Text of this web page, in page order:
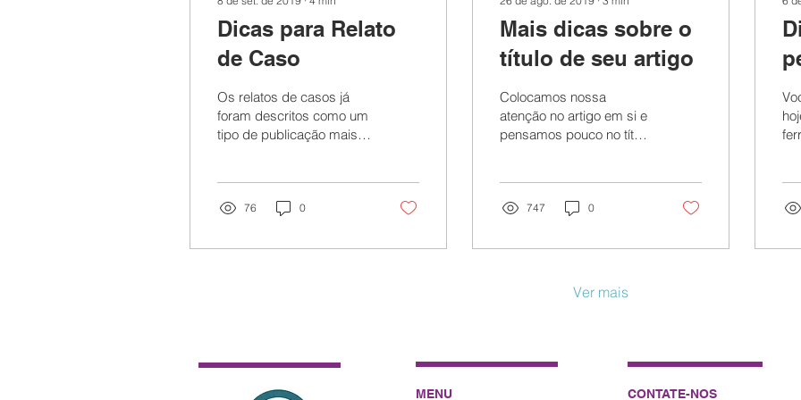
Dicas para Relato
de Caso
Os relatos de casos já
foram descritos como um
tipo de publicação mais
76 0
Mais dicas sobre o
título de seu artigo
Colocamos nossa
atenção no artigo em si e
pensamos pouco no título
747 0
Ver mais
MENU CONTATE-NOS